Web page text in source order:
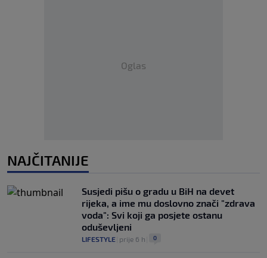
Oglas
NAJČITANIJE
Susjedi pišu o gradu u BiH na devet
rijeka, a ime mu doslovno znači "zdrava
voda": Svi koji ga posjete ostanu
oduševljeni
LIFESTYLE prije 6 h 0